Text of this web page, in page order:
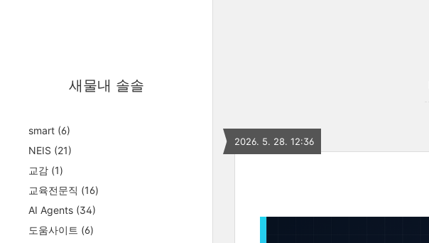
새물내 솔솔
smart (6)
NEIS (21)
교감 (1)
교육전문직 (16)
AI Agents (34)
도움사이트 (6)
2026. 5. 28. 12:36